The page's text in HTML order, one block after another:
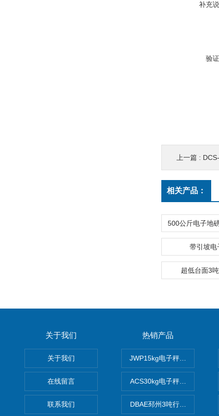
补充
验
上一篇 :
相关产品：
带引坡电
超低台面3
关于我们
关于我们
在线留言
联系我们
热销产品
JWP15kg电子秤价格,15公
ACS30kg电子秤价格,30公
DBAE邳州3吨行车电子吊秤